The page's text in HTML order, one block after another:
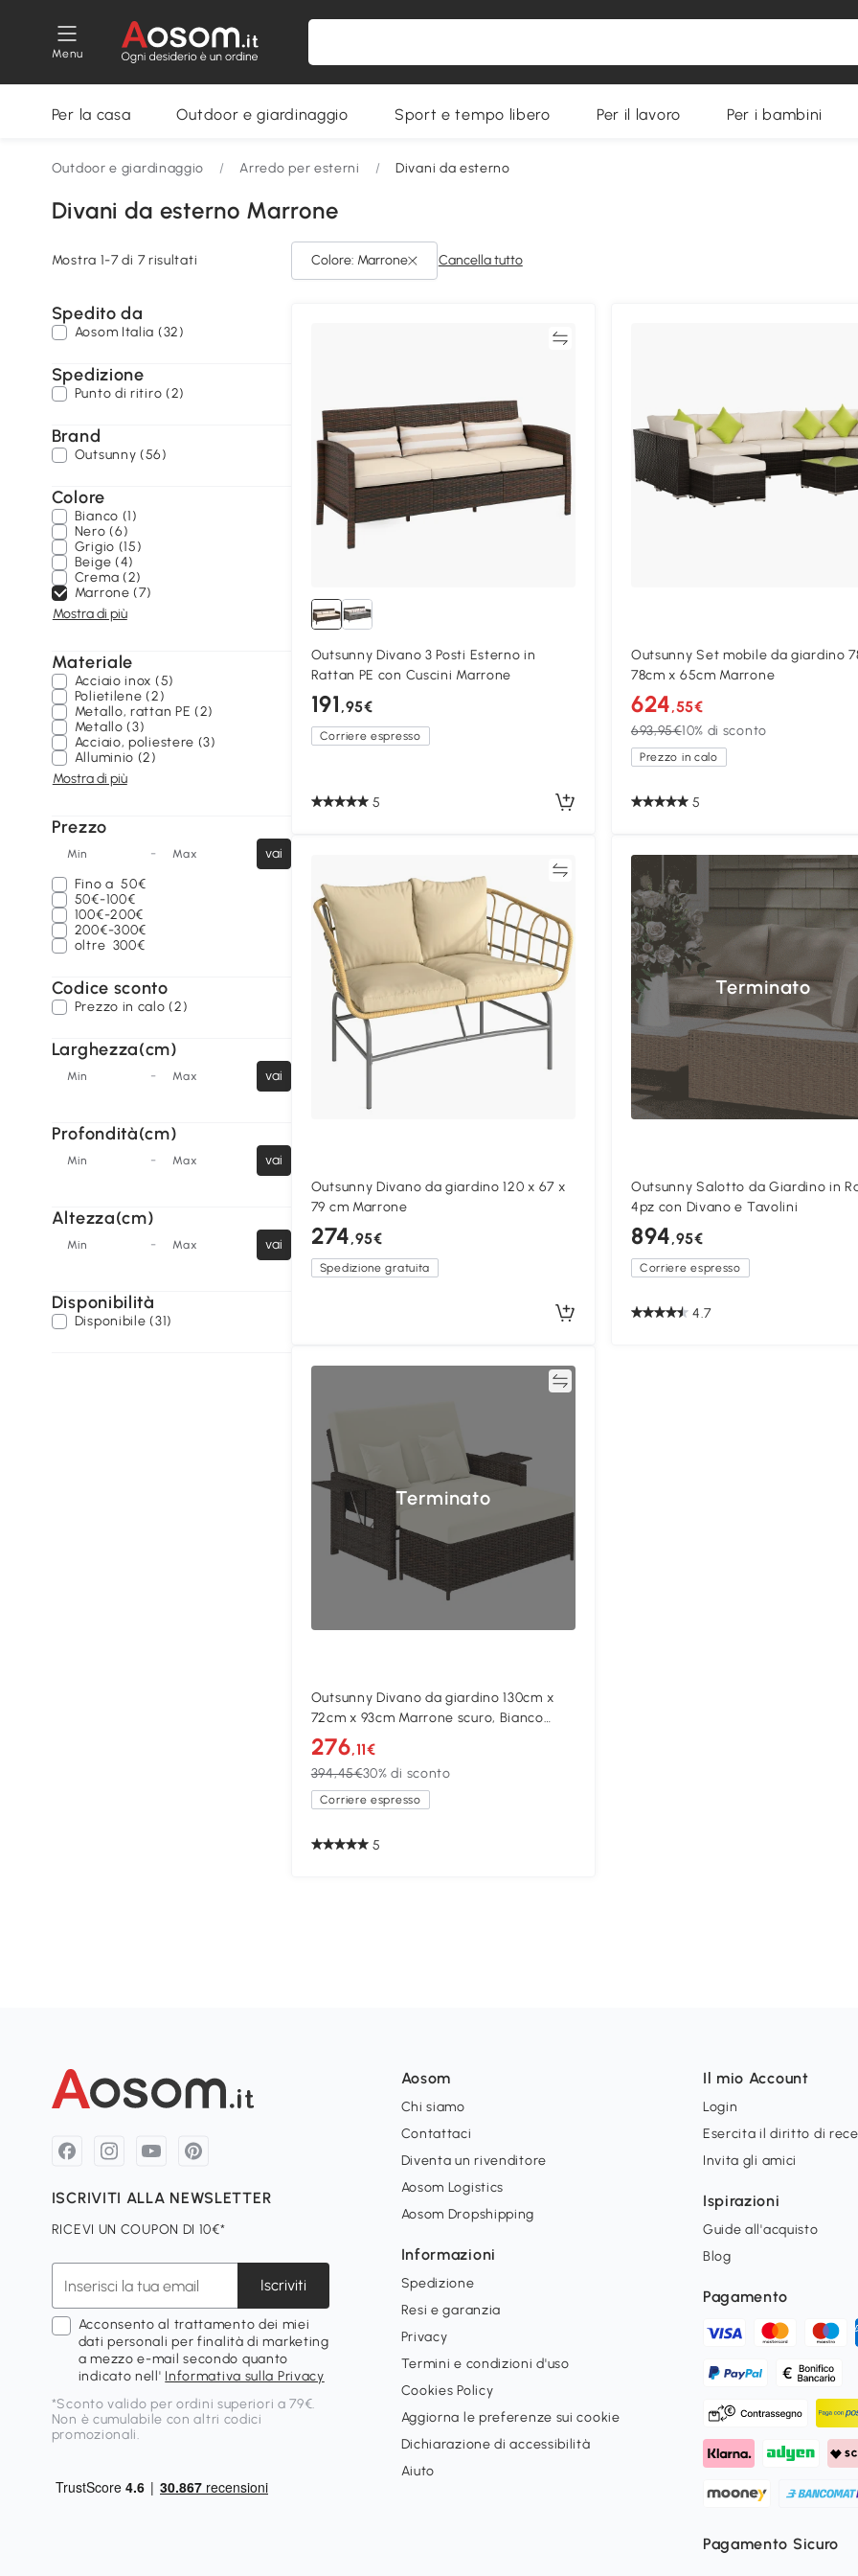
Menu
Per la casa Outdoor e giardinaggio Sport e tempo libero Per il lavoro Per i bambini
Outdoor e giardinaggio / Arredo per esterni / Divani da esterno
Divani da esterno Marrone
Mostra 1-7 di 7 risultati Cancella tutto
Colore: Marrone
Spedito da
Aosom Italia (32)
Spedizione
Punto di ritiro (2)
Brand
Outsunny (56)
Colore
Bianco (1)
Nero (6)
Grigio (15)
Beige (4)
Crema (2)
Marrone (7)
Mostra di più
Materiale
Acciaio inox (5)
Polietilene (2)
Metallo, rattan PE (2)
Metallo (3)
Acciaio, poliestere (3)
Alluminio (2)
Mostra di più
Prezzo
Min - Max
vai
Fino a50€
50€-100€
100€-200€
200€-300€
oltre 300€
Codice sconto
Prezzo in calo (2)
Larghezza(cm)
Min - Max vai
Profondità(cm)
Min - Max vai
Altezza(cm)
Min - Max vai
Disponibilità
Disponibile (31)
Outsunny Divano 3 Posti Esterno in
Rattan PE con Cuscini Marrone
191 ,95€
Corriere espresso
5
Outsunny Set mobile da giardino
78cm x 65cm Marrone
624,55€
693,95€10% di sconto
Prezzo in calo
5
Outsunny Divano da giardino 120 x 67 x
79 cm Marrone
274,95€
Spedizione gratuita
Terminato
Outsunny Salotto da Giardino in
4pz con Divano e Tavolini
894,95€
Corriere espresso
4.7
Terminato
Outsunny Divano da giardino 130cm x
72cm x 93cm Marrone scuro, Bianco
crema
276,11€
394,45€30% di sconto
Corriere espresso
5
ISCRIVITI ALLA NEWSLETTER
RICEVI UN COUPON DI 10€*
Iscriviti
Acconsento al trattamento dei miei
dati personali per finalità di marketing
a mezzo e-mail secondo quanto
indicato nell' Informativa sulla Privacy
*Sconto valido per ordini superiori a 79€.
Non è cumulabile con altri codici
promozionali.
Aosom
Chi siamo
Contattaci
Diventa un rivenditore
Aosom Logistics
Aosom Dropshipping
Informazioni
Spedizione
Resi e garanzia
Privacy
Termini e condizioni d'uso
Cookies Policy
Aggiorna le preferenze sui cookie
Dichiarazione di accessibilità
Aiuto
Il mio Account
Login
Esercita il diritto di
Invita gli amici
Ispirazioni
Guide all'acquisto
Blog
Pagamento
Pagamento Sicuro